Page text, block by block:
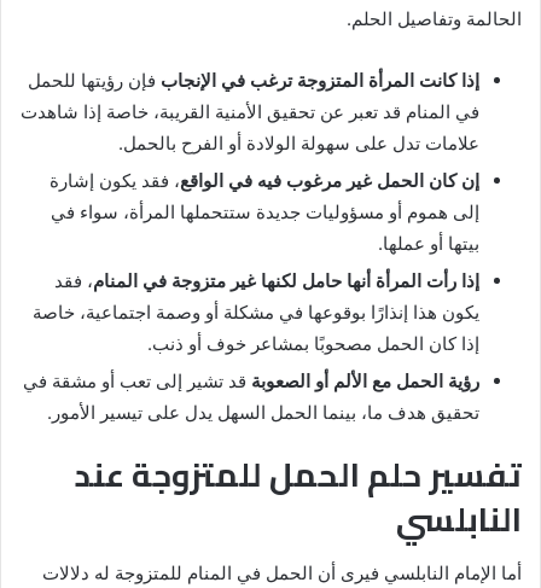
الحالمة وتفاصيل الحلم.
إذا كانت المرأة المتزوجة ترغب في الإنجاب فإن رؤيتها للحمل
في المنام قد تعبر عن تحقيق الأمنية القريبة، خاصة إذا شاهدت
علامات تدل على سهولة الولادة أو الفرح بالحمل.
إن كان الحمل غير مرغوب فيه في الواقع، فقد يكون إشارة
إلى هموم أو مسؤوليات جديدة ستتحملها المرأة، سواء في
بيتها أو عملها.
إذا رأت المرأة أنها حامل لكنها غير متزوجة في المنام، فقد
يكون هذا إنذارًا بوقوعها في مشكلة أو وصمة اجتماعية، خاصة
إذا كان الحمل مصحوبًا بمشاعر خوف أو ذنب.
رؤية الحمل مع الألم أو الصعوبة قد تشير إلى تعب أو مشقة في
تحقيق هدف ما، بينما الحمل السهل يدل على تيسير الأمور.
تفسير حلم الحمل للمتزوجة عند
النابلسي
أما الإمام النابلسي فيرى أن الحمل في المنام للمتزوجة له دلالات